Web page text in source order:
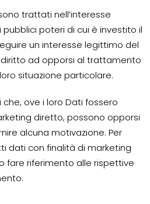
trattati nell’interesse
pubblici poteri di cui è investito il
un interesse legittimo del
diritto ad opporsi al trattamento
situazione particolare.
ove i loro Dati fossero
diretto, possono opporsi
alcuna motivazione. Per
dati con finalità di marketing
fare riferimento alle rispettive